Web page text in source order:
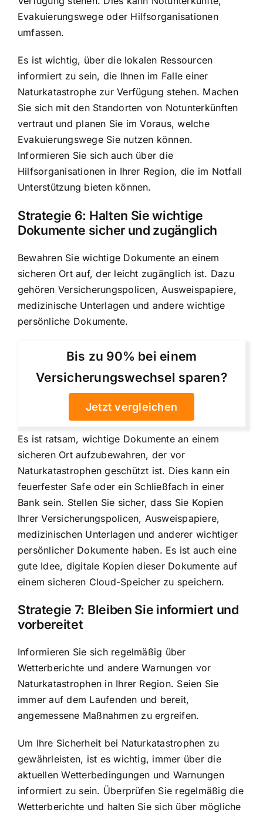
Evakuierungswege oder Hilfsorganisationen
umfassen.
Es ist wichtig, über die lokalen Ressourcen
informiert zu sein, die Ihnen im Falle einer
Naturkatastrophe zur Verfügung stehen. Machen
Sie sich mit den Standorten von Notunterkünften
vertraut und planen Sie im Voraus, welche
Evakuierungswege Sie nutzen können.
Informieren Sie sich auch über die
Hilfsorganisationen in Ihrer Region, die im Notfall
Unterstützung bieten können.
Strategie 6: Halten Sie wichtige
Dokumente sicher und zugänglich
Bewahren Sie wichtige Dokumente an einem
sicheren Ort auf, der leicht zugänglich ist. Dazu
gehören Versicherungspolicen, Ausweispapiere,
medizinische Unterlagen und andere wichtige
persönliche Dokumente.
Bis zu 90% bei einem
Versicherungswechsel sparen?
Jetzt vergleichen
Es ist ratsam, wichtige Dokumente an einem
sicheren Ort aufzubewahren, der vor
Naturkatastrophen geschützt ist. Dies kann ein
feuerfester Safe oder ein Schließfach in einer
Bank sein. Stellen Sie sicher, dass Sie Kopien
Ihrer Versicherungspolicen, Ausweispapiere,
medizinischen Unterlagen und anderer wichtiger
persönlicher Dokumente haben. Es ist auch eine
gute Idee, digitale Kopien dieser Dokumente auf
einem sicheren Cloud-Speicher zu speichern.
Strategie 7: Bleiben Sie informiert und
vorbereitet
Informieren Sie sich regelmäßig über
Wetterberichte und andere Warnungen vor
Naturkatastrophen in Ihrer Region. Seien Sie
immer auf dem Laufenden und bereit,
angemessene Maßnahmen zu ergreifen.
Um Ihre Sicherheit bei Naturkatastrophen zu
gewährleisten, ist es wichtig, immer über die
aktuellen Wetterbedingungen und Warnungen
informiert zu sein. Überprüfen Sie regelmäßig die
Wetterberichte und halten Sie sich über mögliche